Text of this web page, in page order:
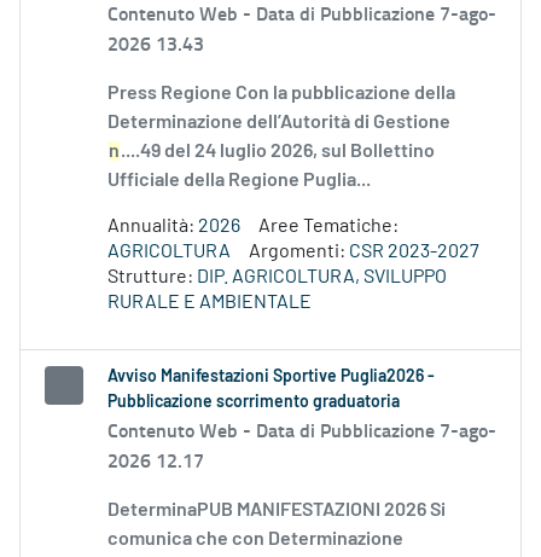
Contenuto Web - Data di Pubblicazione 7-ago-
2026 13.43
Press Regione Con la pubblicazione della
Determinazione dell’Autorità di Gestione
n....49 del 24 luglio 2026, sul Bollettino
Ufficiale della Regione Puglia...
Annualità: 2026
Aree Tematiche:
AGRICOLTURA
Argomenti: CSR 2023-2027
Strutture: DIP. AGRICOLTURA, SVILUPPO
RURALE E AMBIENTALE
Avviso Manifestazioni Sportive Puglia2026 -
Pubblicazione scorrimento graduatoria
Contenuto Web - Data di Pubblicazione 7-ago-
2026 12.17
DeterminaPUB MANIFESTAZIONI 2026 Si
comunica che con Determinazione